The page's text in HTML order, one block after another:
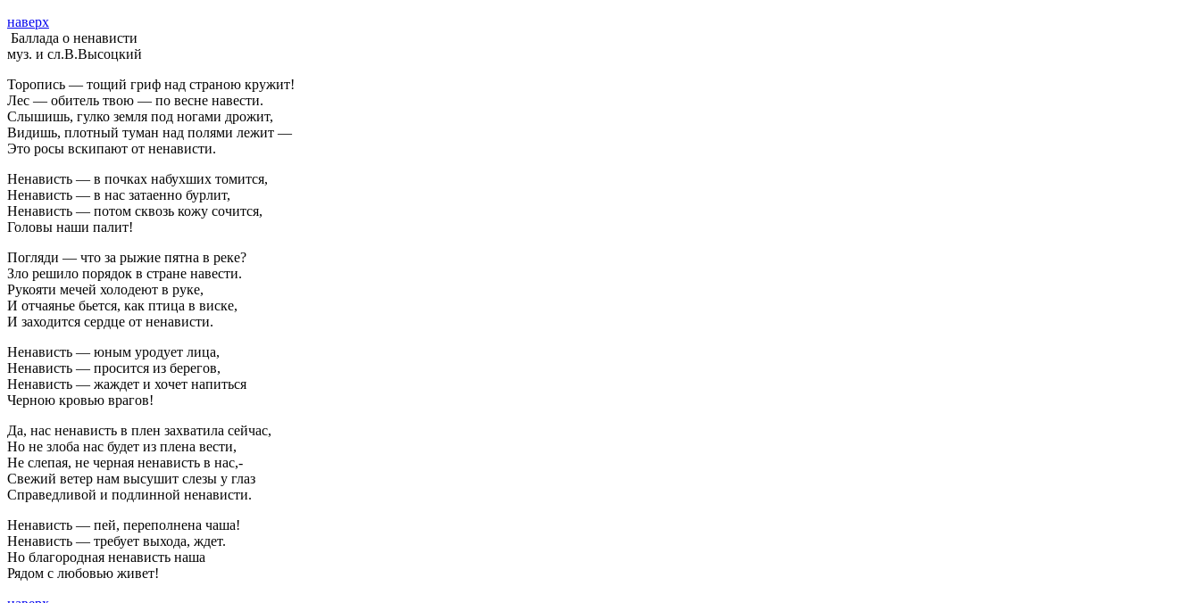
наверх
Баллада о ненависти
муз. и сл.В.Высоцкий
Торопись — тощий гриф над страною кружит!
Лес — обитель твою — по весне навести.
Слышишь, гулко земля под ногами дрожит,
Видишь, плотный туман над полями лежит —
Это росы вскипают от ненависти.
Ненависть — в почках набухших томится,
Ненависть — в нас затаенно бурлит,
Ненависть — потом сквозь кожу сочится,
Головы наши палит!
Погляди — что за рыжие пятна в реке?
Зло решило порядок в стране навести.
Рукояти мечей холодеют в руке,
И отчаянье бьется, как птица в виске,
И заходится сердце от ненависти.
Ненависть — юным уродует лица,
Ненависть — просится из берегов,
Ненависть — жаждет и хочет напиться
Черною кровью врагов!
Да, нас ненависть в плен захватила сейчас,
Но не злоба нас будет из плена вести,
Не слепая, не черная ненависть в нас,-
Свежий ветер нам высушит слезы у глаз
Справедливой и подлинной ненависти.
Ненависть — пей, переполнена чаша!
Ненависть — требует выхода, ждет.
Но благородная ненависть наша
Рядом с любовью живет!